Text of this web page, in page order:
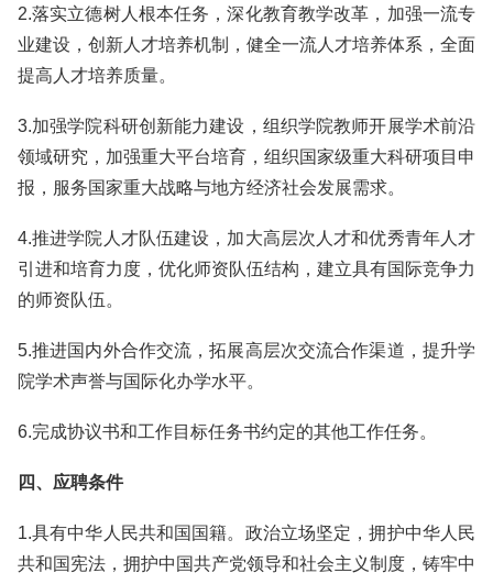
2.落实立德树人根本任务，深化教育教学改革，加强一流专
业建设，创新人才培养机制，健全一流人才培养体系，全面
提高人才培养质量。
3.加强学院科研创新能力建设，组织学院教师开展学术前沿
领域研究，加强重大平台培育，组织国家级重大科研项目申
报，服务国家重大战略与地方经济社会发展需求。
4.推进学院人才队伍建设，加大高层次人才和优秀青年人才
引进和培育力度，优化师资队伍结构，建立具有国际竞争力
的师资队伍。
5.推进国内外合作交流，拓展高层次交流合作渠道，提升学
院学术声誉与国际化办学水平。
6.完成协议书和工作目标任务书约定的其他工作任务。
四、应聘条件
1.具有中华人民共和国国籍。政治立场坚定，拥护中华人民
共和国宪法，拥护中国共产党领导和社会主义制度，铸牢中